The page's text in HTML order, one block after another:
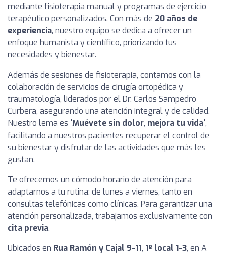
mediante fisioterapia manual y programas de ejercicio
terapéutico personalizados. Con más de 20 años de
experiencia, nuestro equipo se dedica a ofrecer un
enfoque humanista y científico, priorizando tus
necesidades y bienestar.
Además de sesiones de fisioterapia, contamos con la
colaboración de servicios de cirugía ortopédica y
traumatología, liderados por el Dr. Carlos Sampedro
Curbera, asegurando una atención integral y de calidad.
Nuestro lema es 'Muévete sin dolor, mejora tu vida',
facilitando a nuestros pacientes recuperar el control de
su bienestar y disfrutar de las actividades que más les
gustan.
Te ofrecemos un cómodo horario de atención para
adaptarnos a tu rutina: de lunes a viernes, tanto en
consultas telefónicas como clínicas. Para garantizar una
atención personalizada, trabajamos exclusivamente con
cita previa.
Ubicados en Rua Ramón y Cajal 9-11, 1º local 1-3, en A